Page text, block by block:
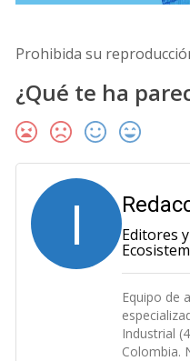
Prohibida su
¿Qué te ha
I Editores
Equipo de
Industrial
Colombia.